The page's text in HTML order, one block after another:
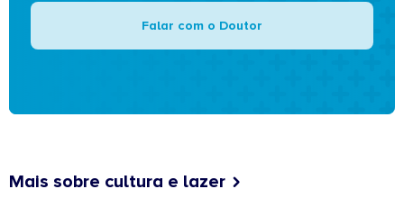
Falar com o Doutor
Mais sobre cultura e lazer